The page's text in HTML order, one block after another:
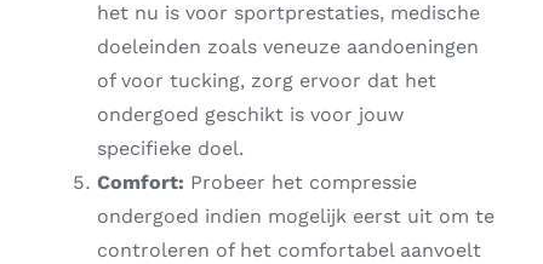
het nu is voor sportprestaties, medische
doeleinden zoals veneuze aandoeningen
of voor tucking, zorg ervoor dat het
ondergoed geschikt is voor jouw
specifieke doel.
Comfort: Probeer het compressie
ondergoed indien mogelijk eerst uit om te
controleren of het comfortabel aanvoelt